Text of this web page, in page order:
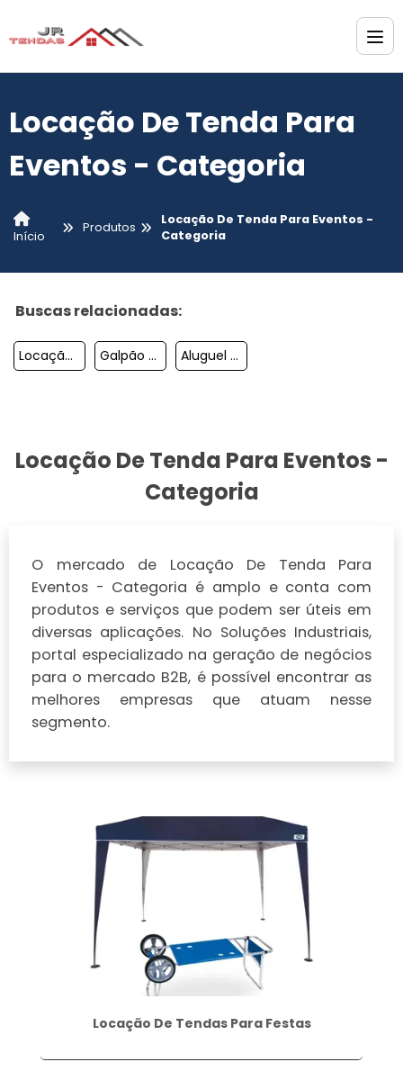
Locação De Tenda Para
Eventos - Categoria
Início
Produtos
Locação De Tenda Para Eventos -
Categoria
Buscas relacionadas:
Locação De Tendas Campinas Galpão Lonado Locação Aluguel De Tendas Para Festas Em Itu
Locação De Tenda Para Eventos -
Categoria
O mercado de Locação De Tenda Para
Eventos - Categoria é amplo e conta com
produtos e serviços que podem ser úteis em
diversas aplicações. No Soluções Industriais,
portal especializado na geração de negócios
para o mercado B2B, é possível encontrar as
melhores empresas que atuam nesse
segmento.
Locação De Tendas Para Festas